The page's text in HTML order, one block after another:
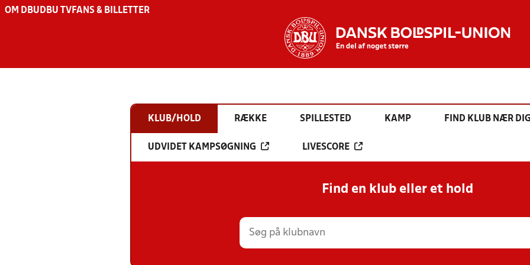
OM DBU DBU TV FANS & BILLETTER
KLUB/HOLD RÆKKE SPILLESTED KAMP FIND KLUB NÆR
UDVIDET KAMPSØGNING LIVESCORE
Find en klub eller et hold